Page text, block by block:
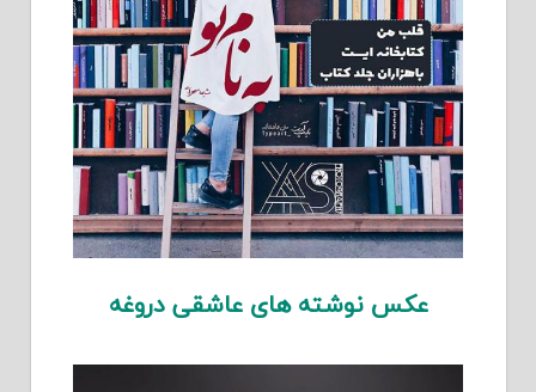
عکس نوشته های عاشقی دروغه